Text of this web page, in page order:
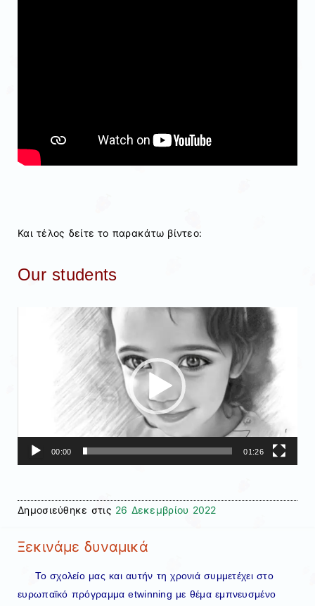
Και τέλος δείτε το παρακάτω βίντεο:
Our students
Πρόγραμμα
Αναπαραγωγής
00:00 01:26
Δημοσιεύθηκε στις 26 Δεκεμβρίου 2022
Ξεκινάμε δυναμικά
Το σχολείο μας και αυτήν τη χρονιά συμμετέχει στο
ευρωπαϊκό πρόγραμμα etwinning με θέμα εμπνευσμένο